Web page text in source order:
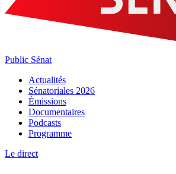
Public Sénat
Actualités
Sénatoriales 2026
Émissions
Documentaires
Podcasts
Programme
Le direct